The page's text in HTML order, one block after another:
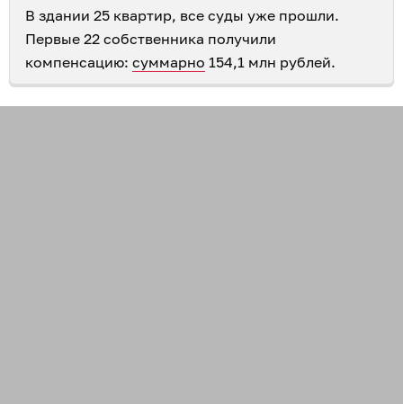
В здании 25 квартир, все суды уже прошли.
Первые 22 собственника получили
компенсацию: суммарно 154,1 млн рублей.